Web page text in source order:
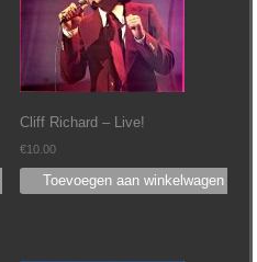
Cliff Richard – Live!
€10.00
Toevoegen aan winkelwagen